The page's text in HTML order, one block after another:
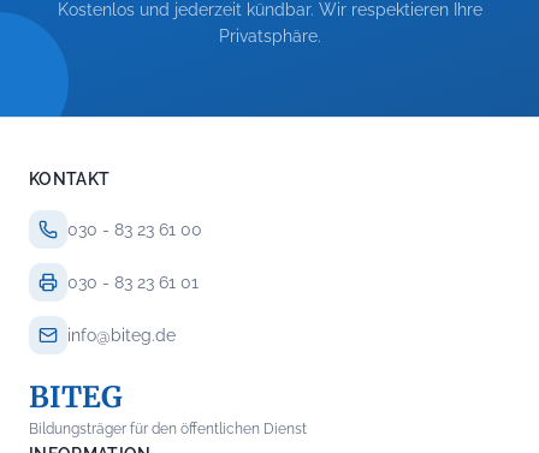
Kostenlos und jederzeit kündbar. Wir respektieren Ihre
Privatsphäre.
KONTAKT
030 - 83 23 61 00
030 - 83 23 61 01
info@biteg.de
BITEG
Bildungsträger für den öffentlichen Dienst